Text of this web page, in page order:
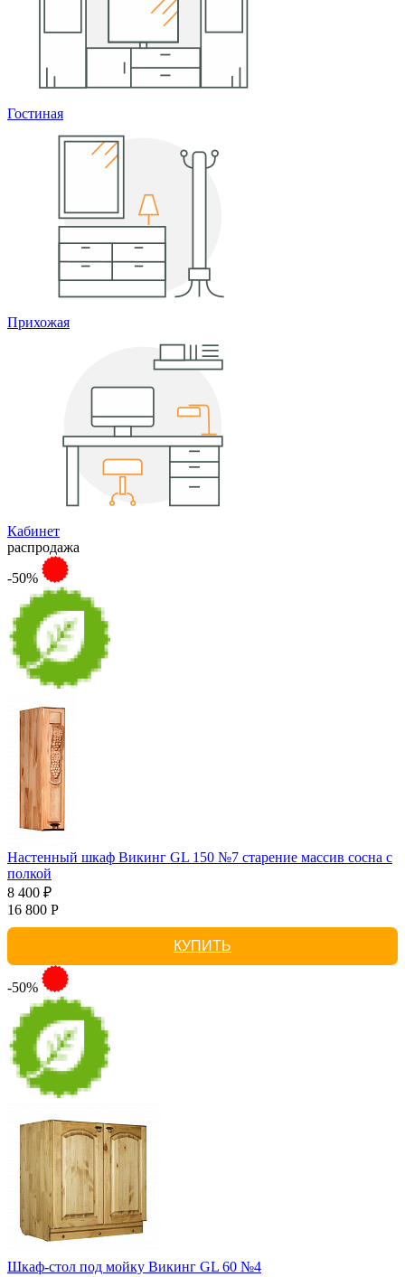
Гостиная
Прихожая
Кабинет
распродажа
-50%
Настенный шкаф Викинг GL 150 №7 старение массив сосна с
полкой
8 400 ₽
16 800 Р
КУПИТЬ
-50%
Шкаф-стол под мойку Викинг GL 60 №4